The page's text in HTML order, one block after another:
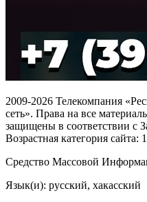
2009-2026 Телекомпания
сеть». Права на все
защищены в соответствии с
Возрастная категория сайта:
Средство Массовой
Язык(и): русский, хакасский